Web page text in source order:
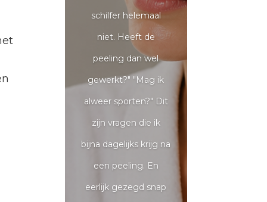
schilfer helemaal
niet. Heeft de
peeling dan wel
gewerkt?" "Mag ik
alweer sporten?" Dit
zijn vragen die ik
bijna dagelijks krijg na
een peeling. En
eerlijk gezegd snap